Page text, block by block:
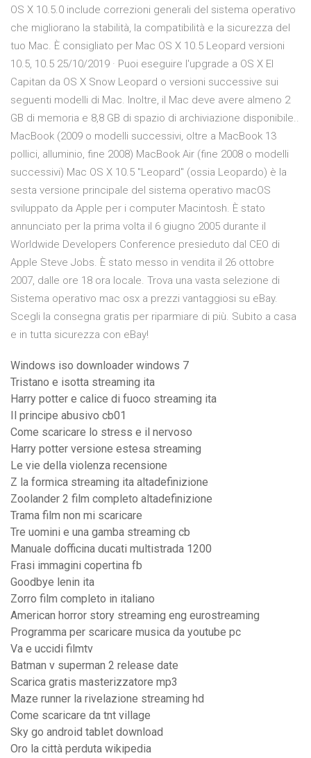
OS X 10.5.0 include correzioni generali del sistema operativo
che migliorano la stabilità, la compatibilità e la sicurezza del
tuo Mac. È consigliato per Mac OS X 10.5 Leopard versioni
10.5, 10.5 25/10/2019 · Puoi eseguire l'upgrade a OS X El
Capitan da OS X Snow Leopard o versioni successive sui
seguenti modelli di Mac. Inoltre, il Mac deve avere almeno 2
GB di memoria e 8,8 GB di spazio di archiviazione disponibile..
MacBook (2009 o modelli successivi, oltre a MacBook 13
pollici, alluminio, fine 2008) MacBook Air (fine 2008 o modelli
successivi) Mac OS X 10.5 "Leopard" (ossia Leopardo) è la
sesta versione principale del sistema operativo macOS
sviluppato da Apple per i computer Macintosh. È stato
annunciato per la prima volta il 6 giugno 2005 durante il
Worldwide Developers Conference presieduto dal CEO di
Apple Steve Jobs. È stato messo in vendita il 26 ottobre
2007, dalle ore 18 ora locale. Trova una vasta selezione di
Sistema operativo mac osx a prezzi vantaggiosi su eBay.
Scegli la consegna gratis per riparmiare di più. Subito a casa
e in tutta sicurezza con eBay!
Windows iso downloader windows 7
Tristano e isotta streaming ita
Harry potter e calice di fuoco streaming ita
Il principe abusivo cb01
Come scaricare lo stress e il nervoso
Harry potter versione estesa streaming
Le vie della violenza recensione
Z la formica streaming ita altadefinizione
Zoolander 2 film completo altadefinizione
Trama film non mi scaricare
Tre uomini e una gamba streaming cb
Manuale dofficina ducati multistrada 1200
Frasi immagini copertina fb
Goodbye lenin ita
Zorro film completo in italiano
American horror story streaming eng eurostreaming
Programma per scaricare musica da youtube pc
Va e uccidi filmtv
Batman v superman 2 release date
Scarica gratis masterizzatore mp3
Maze runner la rivelazione streaming hd
Come scaricare da tnt village
Sky go android tablet download
Oro la città perduta wikipedia